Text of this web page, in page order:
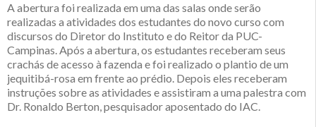
A abertura foi realizada em uma das salas onde serão
realizadas a atividades dos estudantes do novo curso com
discursos do Diretor do Instituto e do Reitor da PUC-
Campinas. Após a abertura, os estudantes receberam seus
crachás de acesso à fazenda e foi realizado o plantio de um
jequitibá-rosa em frente ao prédio. Depois eles receberam
instruções sobre as atividades e assistiram a uma palestra com
Dr. Ronaldo Berton, pesquisador aposentado do IAC.